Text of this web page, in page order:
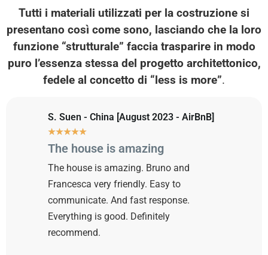
Tutti i materiali utilizzati per la costruzione si
presentano così come sono, lasciando che la loro
funzione “strutturale” faccia trasparire in modo
puro l’essenza stessa del progetto architettonico,
fedele al concetto di “less is more”.
S. Suen - China [August 2023 - AirBnB]
★★★★★
The house is amazing
The house is amazing. Bruno and
Francesca very friendly. Easy to
communicate. And fast response.
Everything is good. Definitely
recommend.